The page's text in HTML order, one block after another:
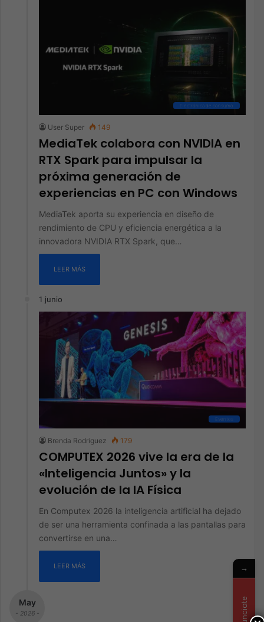
Electrónica de consumo
User Super 149
MediaTek colabora con NVIDIA en
RTX Spark para impulsar la
próxima generación de
experiencias en PC con Windows
MediaTek aporta su experiencia en diseño de
rendimiento de CPU y eficiencia energética a la
innovadora NVIDIA RTX Spark, que…
LEER MÁS
1 junio
Eventos
Brenda Rodriguez 179
COMPUTEX 2026 vive la era de la
«Inteligencia Juntos» y la
evolución de la IA Física
En Computex 2026 la inteligencia artificial ha dejado
de ser una herramienta confinada a las pantallas para
convertirse en una…
LEER MÁS
May
- 2026 -
→